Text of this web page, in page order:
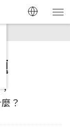
、ERP 系統資源規劃
？